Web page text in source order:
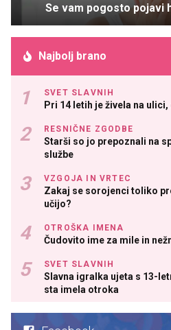
Se vam pogosto pojavi
Najbolj brano
SVET SLAVNIH
Pri 14 letih je živela na
RESNIČNE ZGODBE
Starši so jo prepoznali na
službe
VZGOJA IN VRTEC
Zakaj se sorojenci toliko
učijo?
OTROŠKA IMENA
Čudovito ime za mile in
SVET SLAVNIH
Slavna igralka ujeta s 13-
sta imela otroka